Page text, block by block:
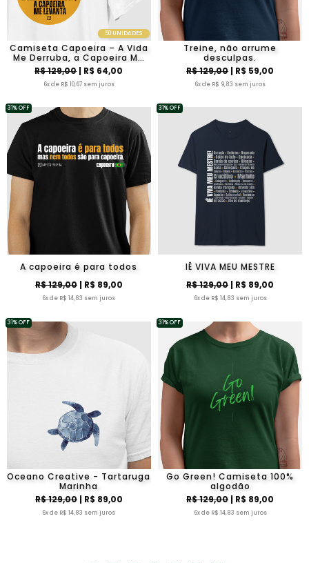
50 UNIDADES
Camiseta Capoeira – A Vida
Me Derruba, a Capoeira Me
Levanta
R$ 129,00| R$ 64,00
6x de R$ 10,67 sem juros
Treine, não arrume
desculpas.
R$ 129,00| R$ 59,00
6x de R$ 9,83 sem juros
A capoeira é para todos
R$ 129,00| R$ 89,00
6x de R$ 14,83 sem juros
31% OFF
IÊ VIVA MEU MESTRE
R$ 129,00| R$ 89,00
6x de R$ 14,83 sem juros
31% OFF
Oceano Creative - Tartaruga
Marinha
R$ 129,00| R$ 89,00
6x de R$ 14,83 sem juros
31% OFF
Go Green! Camiseta 100%
algodão
R$ 129,00| R$ 89,00
6x de R$ 14,83 sem juros
31% OFF